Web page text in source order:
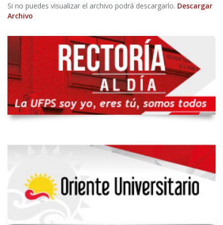
Si no puedes visualizar el archivo podrá descargarlo. Descargar
Archivo